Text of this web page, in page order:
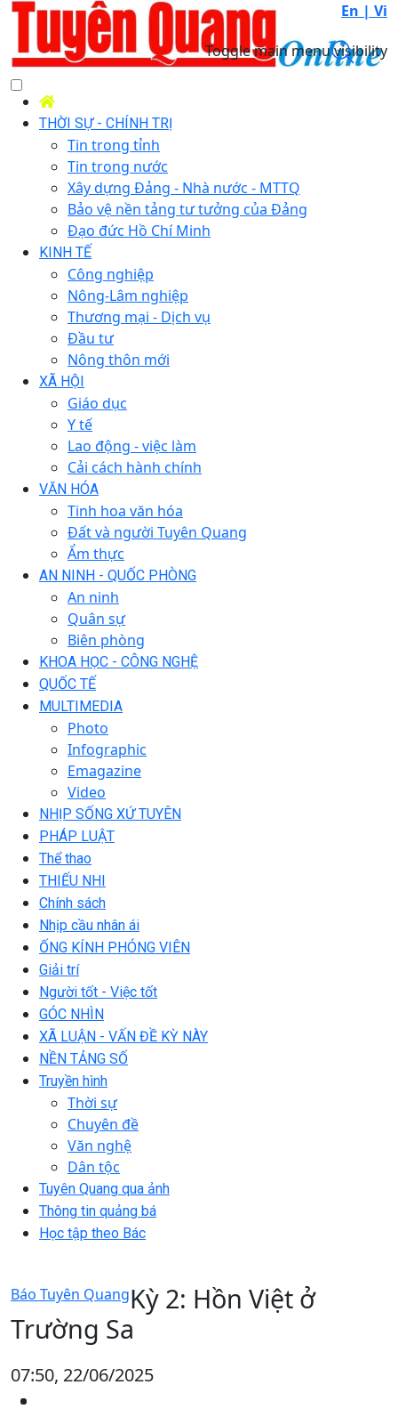
En | Vi
Toggle main menu visibility
THỜI SỰ - CHÍNH TRỊ
Tin trong tỉnh
Tin trong nước
Xây dựng Đảng - Nhà nước - MTTQ
Bảo vệ nền tảng tư tưởng của Đảng
Đạo đức Hồ Chí Minh
KINH TẾ
Công nghiệp
Nông-Lâm nghiệp
Thương mại - Dịch vụ
Đầu tư
Nông thôn mới
XÃ HỘI
Giáo dục
Y tế
Lao động - việc làm
Cải cách hành chính
VĂN HÓA
Tinh hoa văn hóa
Đất và người Tuyên Quang
Ẩm thực
AN NINH - QUỐC PHÒNG
An ninh
Quân sự
Biên phòng
KHOA HỌC - CÔNG NGHỆ
QUỐC TẾ
MULTIMEDIA
Photo
Infographic
Emagazine
Video
NHỊP SỐNG XỨ TUYÊN
PHÁP LUẬT
Thể thao
THIẾU NHI
Chính sách
Nhịp cầu nhân ái
ỐNG KÍNH PHÓNG VIÊN
Giải trí
Người tốt - Việc tốt
GÓC NHÌN
XÃ LUẬN - VẤN ĐỀ KỲ NÀY
NỀN TẢNG SỐ
Truyền hình
Thời sự
Chuyên đề
Văn nghệ
Dân tộc
Tuyên Quang qua ảnh
Thông tin quảng bá
Học tập theo Bác
Báo Tuyên QuangKỳ 2: Hồn Việt ở
Trường Sa
07:50, 22/06/2025